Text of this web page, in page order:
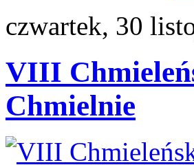
czwartek, 30
VIII
Chmielnie